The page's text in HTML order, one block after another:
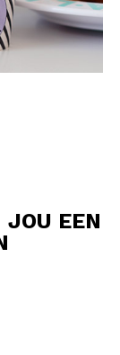
JOU EEN